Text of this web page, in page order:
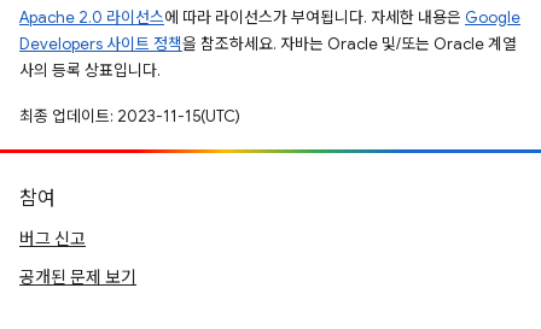
Apache 2.0 라이선스에 따라 라이선스가 부여됩니다. 자세한 내용은 Google
Developers 사이트 정책을 참조하세요. 자바는 Oracle 및/또는 Oracle 계열
사의 등록 상표입니다.
최종 업데이트: 2023-11-15(UTC)
참여
버그 신고
공개된 문제 보기